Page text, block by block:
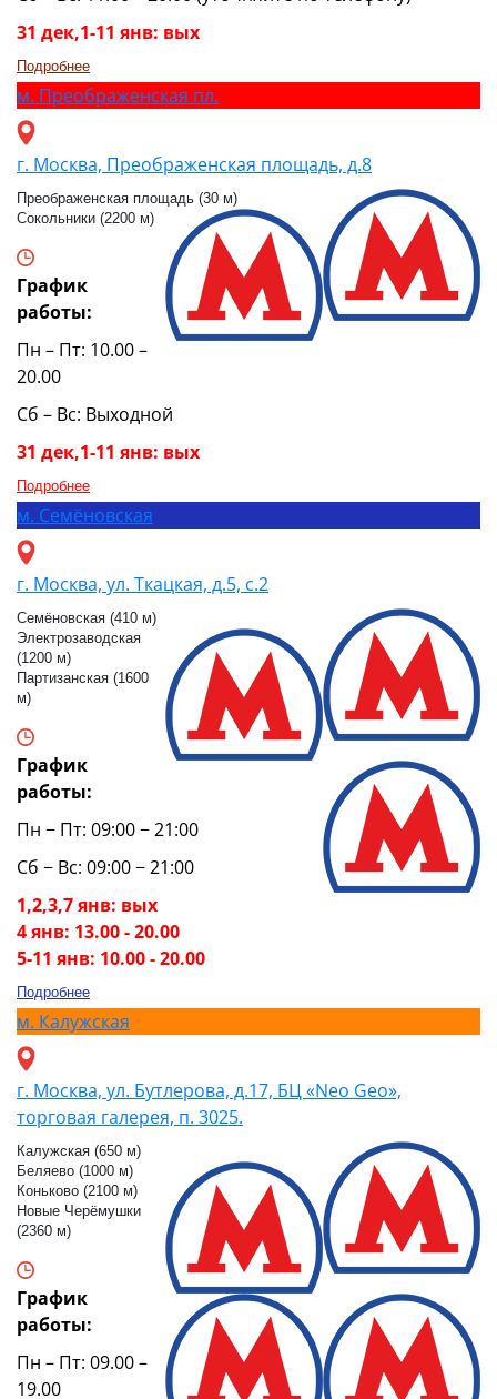
31 дек,1-11 янв: вых
Подробнее
м. Преображенская пл.
г. Москва, Преображенская площадь, д.8
Преображенская площадь (30 м)
Сокольники (2200 м)
График
работы:
Пн – Пт: 10.00 –
20.00
Сб – Вс: Выходной
31 дек,1-11 янв: вых
Подробнее
м. Семёновская
г. Москва, ул. Ткацкая, д.5, с.2
Семёновская (410 м)
Электрозаводская
(1200 м)
Партизанская (1600
м)
График
работы:
Пн − Пт: 09:00 − 21:00
Сб − Вс: 09:00 − 21:00
1,2,3,7 янв: вых
4 янв: 13.00 - 20.00
5-11 янв: 10.00 - 20.00
Подробнее
м. Калужская
г. Москва, ул. Бутлерова, д.17, БЦ «Neo Geo»,
торговая галерея, п. 3025.
Калужская (650 м)
Беляево (1000 м)
Коньково (2100 м)
Новые Черёмушки
(2360 м)
График
работы:
Пн – Пт: 09.00 –
19.00